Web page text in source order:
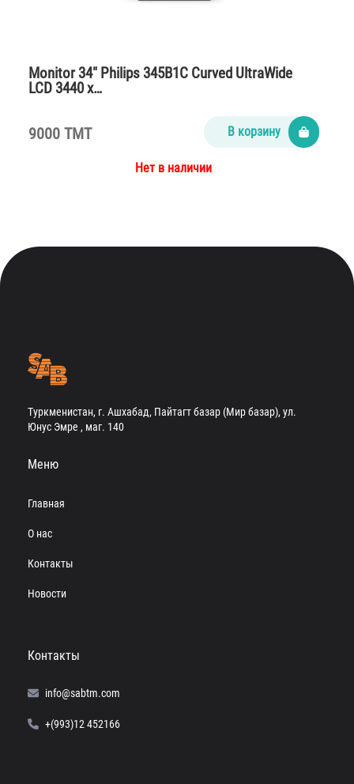
Monitor 34″ Philips 345B1C Curved UltraWide
LCD 3440 x…
9000 TMT В корзину
Нет в наличии
Туркменистан, г. Ашхабад, Пайтагт базар (Мир базар), ул.
Юнус Эмре , маг. 140
Меню
Главная
О нас
Контакты
Новости
Контакты
info@sabtm.com
+(993)12 452166